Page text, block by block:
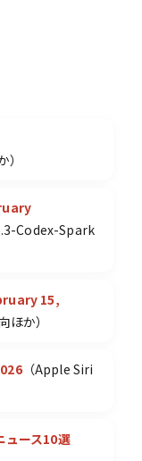
Codex-Spark
15,
ほか）
（Apple Siri
ース10選